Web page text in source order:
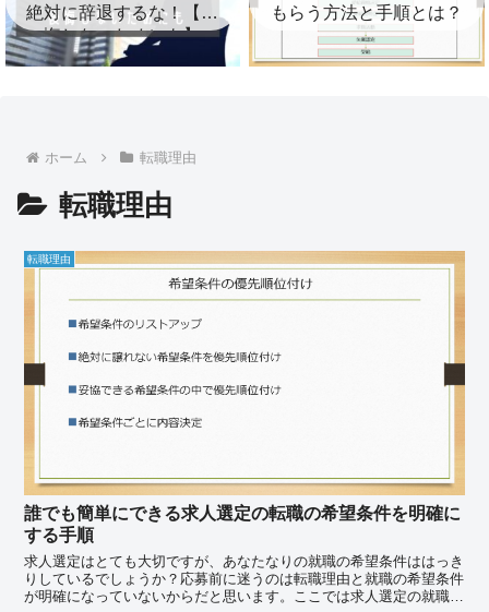
絶対に辞退するな！【後
悔しないためにも】
もらう方法と手順とは？
ホーム 転職理由
転職理由
転職理由
誰でも簡単にできる求人選定の転職の希望条件を明確に
する手順
求人選定はとても大切ですが、あなたなりの就職の希望条件ははっき
りしているでしょうか？応募前に迷うのは転職理由と就職の希望条件
が明確になっていないからだと思います。ここでは求人選定の就職の